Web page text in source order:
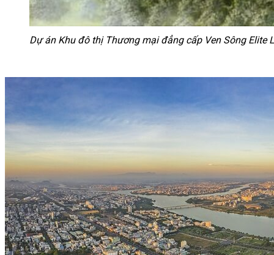
Dự án Khu đô thị Thương mại đẳng cấp Ven Sông Elite